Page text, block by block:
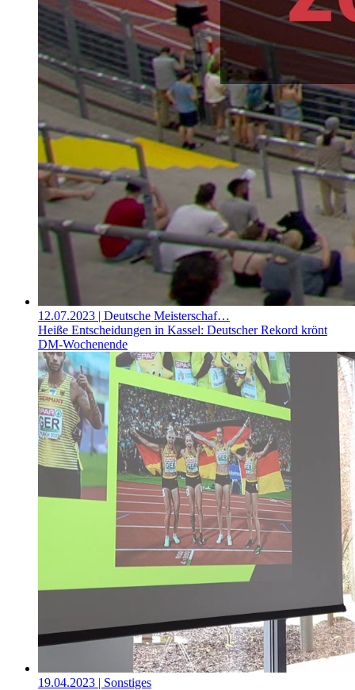
12.07.2023 | Deutsche Meisterschaf…
Heiße Entscheidungen in Kassel: Deutscher Rekord krönt
DM-Wochenende
19.04.2023 | Sonstiges